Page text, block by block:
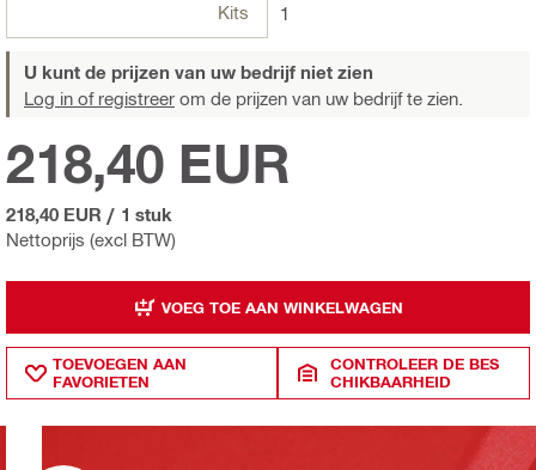
Kits 1
U kunt de prijzen van uw bedrijf niet zien
Log in of registreer om de prijzen van uw bedrijf te zien.
Nettoprijs (excl BTW)
218,40 EUR
218,40 EUR / 1 stuk
VOEG TOE AAN WINKELWAGEN
TOEVOEGEN AAN
FAVORIETEN
CONTROLEER DE BES
CHIKBAARHEID